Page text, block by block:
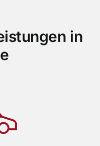
in